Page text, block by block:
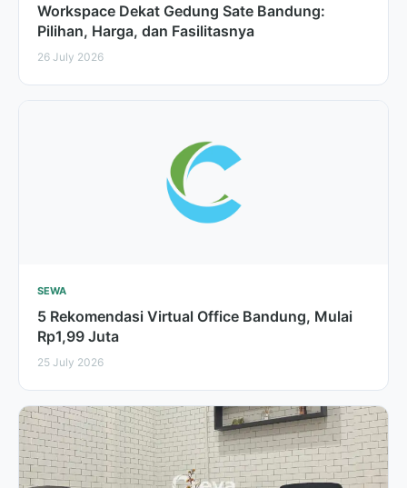
Workspace Dekat Gedung Sate Bandung:
Pilihan, Harga, dan Fasilitasnya
26 July 2026
SEWA
5 Rekomendasi Virtual Office Bandung, Mulai
Rp1,99 Juta
25 July 2026